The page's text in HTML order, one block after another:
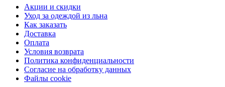
Акции и скидки
Уход за одеждой из льна
Как заказать
Доставка
Оплата
Условия возврата
Политика конфиденциальности
Согласие на обработку данных
Файлы cookie